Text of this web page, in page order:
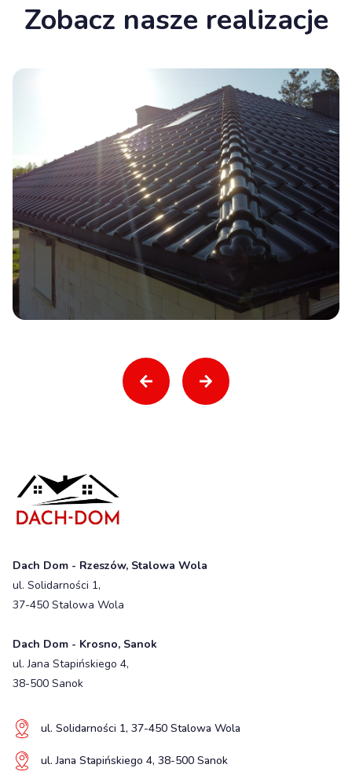
Zobacz nasze realizacje
Dach Dom - Rzeszów, Stalowa Wola
ul. Solidarności 1,
37-450 Stalowa Wola
Dach Dom - Krosno, Sanok
ul. Jana Stapińskiego 4,
38-500 Sanok
ul. Solidarności 1, 37-450 Stalowa Wola
ul. Jana Stapińskiego 4, 38-500 Sanok